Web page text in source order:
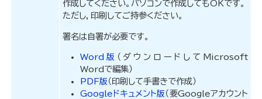
作成してください。パソコンで作成してもOKです。
ただし，印刷してご持参ください。
署名は自署が必要です。
Word版 （ダウンロードしてMicrosoft
Wordで編集）
PDF版 （印刷して手書きで作成）
Googleドキュメント版 （要Googleアカウント